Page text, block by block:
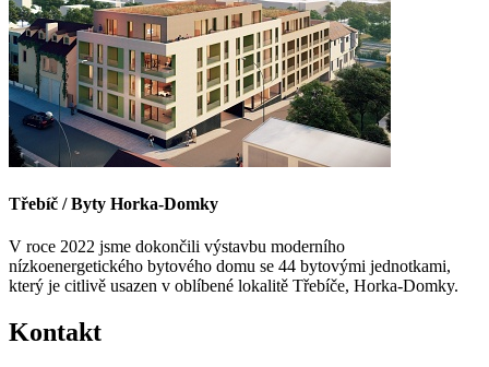
Třebíč / Byty Horka-Domky
V roce 2022 jsme dokončili výstavbu moderního
nízkoenergetického bytového domu se 44 bytovými jednotkami,
který je citlivě usazen v oblíbené lokalitě Třebíče, Horka-Domky.
Kontakt